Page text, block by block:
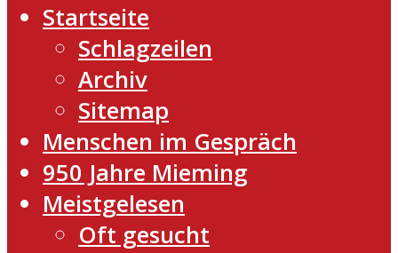
Startseite
Schlagzeilen
Archiv
Sitemap
Menschen im Gespräch
950 Jahre Mieming
Meistgelesen
Oft gesucht